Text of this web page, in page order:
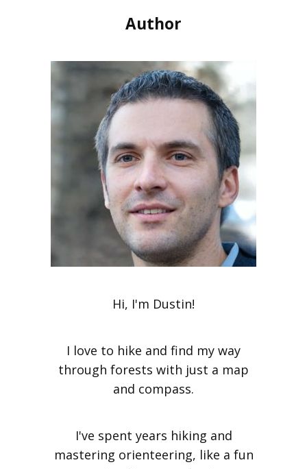
Author
Hi, I'm Dustin!
I love to hike and find my way
through forests with just a map
and compass.
I've spent years hiking and
mastering orienteering, like a fun